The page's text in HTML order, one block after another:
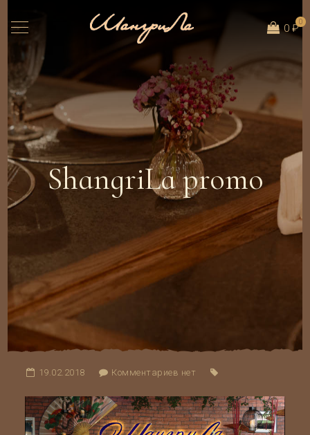
0
0 ₽
ShangriLa promo
19.02.2018 Комментариев нет